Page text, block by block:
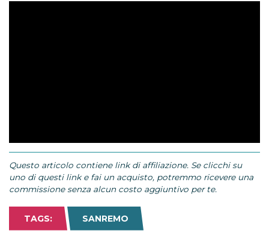
Questo articolo contiene link di affiliazione. Se clicchi su
uno di questi link e fai un acquisto, potremmo ricevere una
commissione senza alcun costo aggiuntivo per te.
TAGS: SANREMO